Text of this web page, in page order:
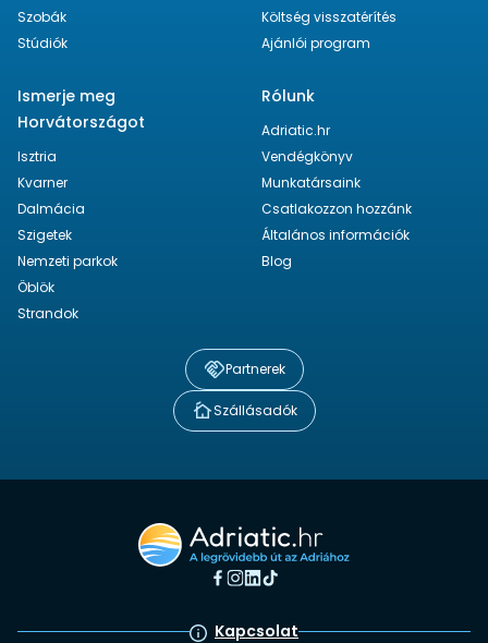
Szobák
Stúdiók
Költség visszatérítés
Ajánlói program
Ismerje meg
Horvátországot
Isztria
Kvarner
Dalmácia
Szigetek
Nemzeti parkok
Öblök
Strandok
Rólunk
Adriatic.hr
Vendégkönyv
Munkatársaink
Csatlakozzon hozzánk
Általános információk
Blog
Partnerek
Szállásadók
Kapcsolat